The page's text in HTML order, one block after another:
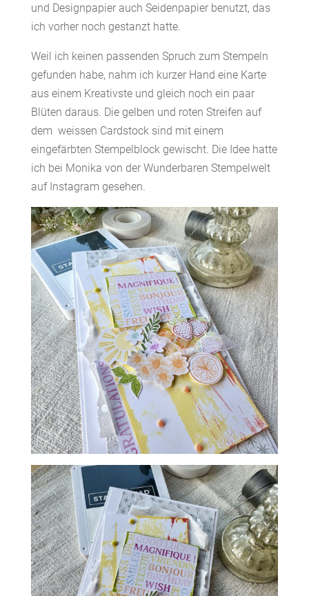
und Designpapier auch Seidenpapier benutzt, das
ich vorher noch gestanzt hatte.
Weil ich keinen passenden Spruch zum Stempeln
gefunden habe, nahm ich kurzer Hand eine Karte
aus einem Kreativste und gleich noch ein paar
Blüten daraus. Die gelben und roten Streifen auf
dem weissen Cardstock sind mit einem
eingefärbten Stempelblock gewischt. Die Idee hatte
ich bei Monika von der Wunderbaren Stempelwelt
auf Instagram gesehen.